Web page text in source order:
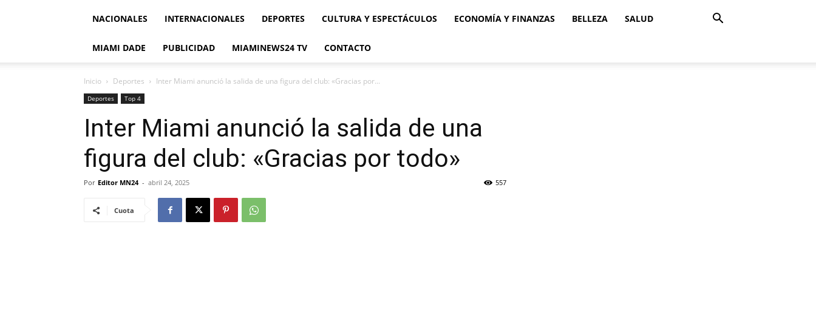
NACIONALES INTERNACIONALES DEPORTES CULTURA Y ESPECTÁCULOS ECONOMÍA Y FINANZAS BELLEZA SALUD
MIAMI DADE PUBLICIDAD MIAMINEWS24 TV CONTACTO
Inicio Deportes Inter Miami anunció la salida de una figura del club: «Gracias por...
Deportes Top 4
Inter Miami anunció la salida de una
figura del club: «Gracias por todo»
Por Editor MN24 - abril 24, 2025 557
Cuota